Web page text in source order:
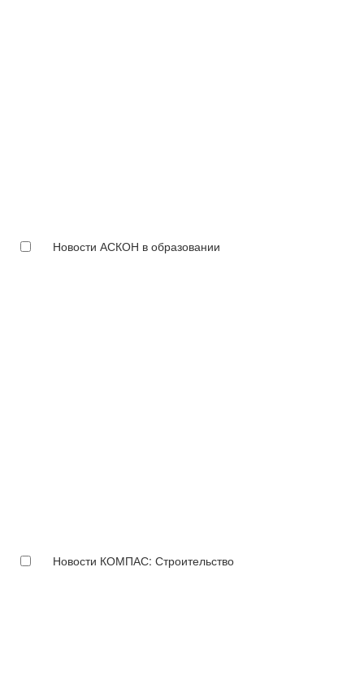
Новости АСКОН в образовании
Новости КОМПАС: Строительство